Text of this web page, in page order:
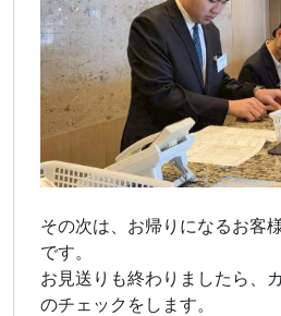
その次は、お帰りになるお客
です。
お見送りも終わりましたら、
のチェックをします。